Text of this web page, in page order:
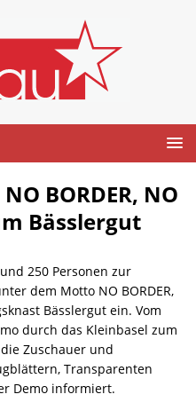
BORDER, NO
Bässlergut
250 Personen zur
dem Motto NO BORDER,
Bässlergut ein. Vom
durch das Kleinbasel zum
Zuschauer und
Transparenten
Demo informiert.